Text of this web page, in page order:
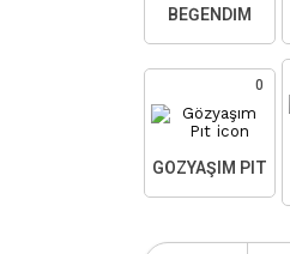
BEĞENDIM
0
GÖZYAŞIM PIT